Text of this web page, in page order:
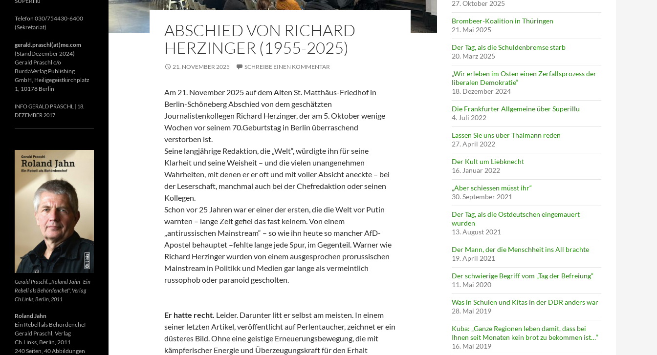
ABSCHIED VON RICHARD
HERZINGER (1955-2025)
21. NOVEMBER 2025 SCHREIBE EINEN KOMMENTAR
Am 21. November 2025 auf dem Alten St. Matthäus-Friedhof in
Berlin-Schöneberg Abschied von dem geschätzten
Journalistenkollegen Richard Herzinger, der am 5. Oktober wenige
Wochen vor seinem 70.Geburtstag in Berlin überraschend
verstorben ist.
Seine langjährige Redaktion, die „Welt“, würdigte ihn für seine
Klarheit und seine Weisheit – und die vielen unangenehmen
Wahrheiten, mit denen er er oft und mit voller Absicht aneckte – bei
der Leserschaft, manchmal auch bei der Chefredaktion oder seinen
Kollegen.
Schon vor 25 Jahren war er einer der ersten, die die Welt vor Putin
warnten – lange Zeit gefiel das fast keinem. Von einem
„antirussischen Mainstream“ – so wie ihn heute so mancher AfD-
Apostel behauptet –fehlte lange jede Spur, im Gegenteil. Warner wie
Richard Herzinger wurden von einem ausgesprochen prorussischen
Mainstream in Politikk und Medien gar lange als vermeintlich
russophob oder paranoid gescholten.
Er hatte recht. Leider. Darunter litt er selbst am meisten. In einem
seiner letzten Artikel, veröffentlicht auf Perlentaucher, zeichnet er ein
düsteres Bild. Ohne eine geistige Erneuerungsbewegung, die mit
kämpferischer Energie und Überzeugungskraft für den Erhalt
27. Oktober 2025
Brombeer-Koalition in Thüringen
21. Mai 2025
Der Tag, als die Schuldenbremse starb
20. März 2025
„Wir erleben im Osten einen Zerfallsprozess der
liberalen Demokratie“
18. Dezember 2024
Die Frankfurter Allgemeine über Superillu
4. Juli 2022
Lassen Sie uns über Thälmann reden
27. April 2022
Der Kult um Liebknecht
16. Januar 2022
„Aber schiessen müsst ihr“
30. September 2021
Der Tag, als die Ostdeutschen eingemauert
wurden
13. August 2021
Der Mann, der die Menschheit ins All brachte
19. April 2021
Der schwierige Begriff vom „Tag der Befreiung“
11. Mai 2020
Was in Schulen und Kitas in der DDR anders war
28. Mai 2019
Kuba: „Ganze Regionen leben damit, dass bei
Ihnen seit Monaten kein brot zu bekommen ist…“
16. Mai 2019
Telefon 030/754430-6400
(Sekretariat)
gerald.praschl(at)me.com
(StandDezember 2024)
Gerald Praschl c/o
BurdaVerlag Publishing
GmbH, Heiligegeistkirchplatz
1, 10178 Berlin
INFO GERALD PRASCHL
18.
DEZEMBER 2017
Gerald Praschl. „Roland Jahn- Ein
Rebell als Behördenchef“, Verlag
Ch.Links, Berlin, 2011
Roland Jahn
Ein Rebell als Behördenchef
Gerald Praschl, Verlag
Ch.Links, Berlin, 2011
240 Seiten, 40 Abbildungen